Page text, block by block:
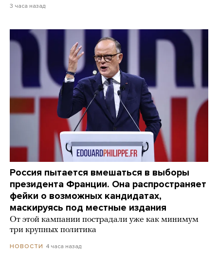
3 часа назад
Россия пытается вмешаться в выборы
президента Франции. Она распространяет
фейки о возможных кандидатах,
маскируясь под местные издания
От этой кампании пострадали уже как минимум
три крупных политика
НОВОСТИ 4 часа назад